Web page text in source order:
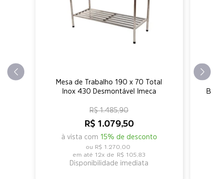
Mesa de Trabalho 190 x 70 Total
Inox 430 Desmontável Imeca
R$ 1.079,50
à vista com 15% de desconto
R$ 1.485,90
R$ 1.270,00
12x de R$ 105,83
Disponibilidade imediata